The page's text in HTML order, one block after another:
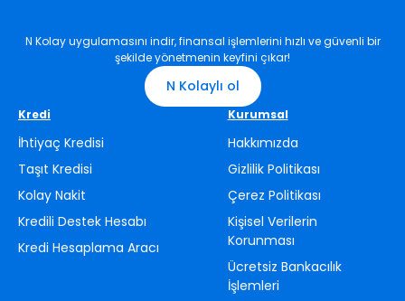
Kredi
İhtiyaç Kredisi
Taşıt Kredisi
Kolay Nakit
Kredili Destek Hesabı
Kredi Hesaplama Aracı
Kurumsal
Hakkımızda
Gizlilik Politikası
Çerez Politikası
Kişisel Verilerin
Korunması
Ücretsiz Bankacılık
İşlemleri
N Kolay uygulamasını indir, finansal işlemlerini hızlı ve güvenli bir
şekilde yönetmenin keyfini çıkar!
N Kolaylı ol